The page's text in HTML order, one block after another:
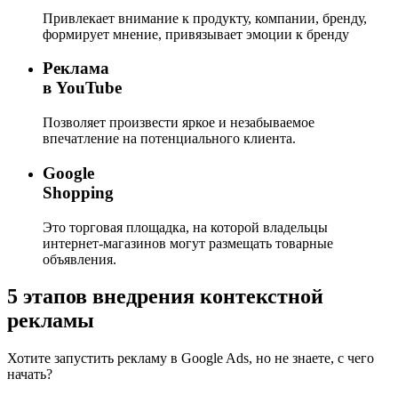
Привлекает внимание к продукту, компании, бренду,
формирует мнение, привязывает эмоции к бренду
Реклама
в YouTube
Позволяет произвести яркое и незабываемое
впечатление на потенциального клиента.
Google
Shopping
Это торговая площадка, на которой владельцы
интернет-магазинов могут размещать товарные
объявления.
5 этапов внедрения контекстной
рекламы
Хотите запустить рекламу в Google Ads, но не знаете, с чего
начать?